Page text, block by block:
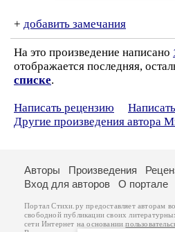
+ добавить замечания
На это произведение написано
отображается последняя,
списке.
Написать рецензию
Другие произведения автора
Авторы Произведения
Вход для авторов
О портале
Портал Стихи.ру предоставляет авторам
свободной публикации своих
сети Интернет на основании